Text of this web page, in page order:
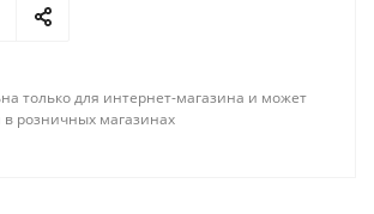
только для интернет-магазина и может
в розничных магазинах